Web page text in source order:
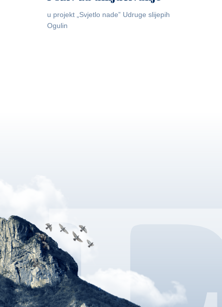
u projekt „Svjetlo nade” Udruge slijepih
Ogulin